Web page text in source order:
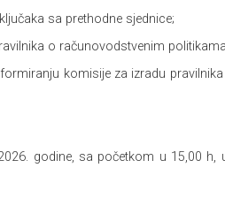
sa prethodne sjednice;
o računovodstvenim
komisije za izradu
godine, sa početkom u 15,00